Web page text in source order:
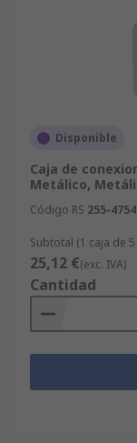
Disponible
Caja de
Metálico,
Código RS 255-4754
Subtotal (1 caja de
25,12 €(exc. IVA)
Cantidad